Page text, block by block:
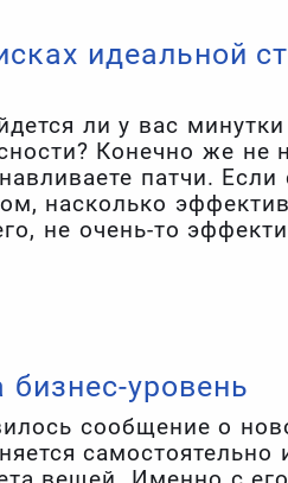
идеальной
ли у вас
Конечно же не
патчи. Если
насколько
не очень-то
здоровым и
всего
уровень
сообщение о
самостоятельно